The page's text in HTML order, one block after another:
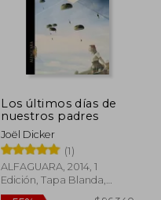
40%
Los últimos días de
nuestros padres
Joël Dicker
(1)
ALFAGUARA, 2014, 1
Edición, Tapa Blanda,
Nuevo